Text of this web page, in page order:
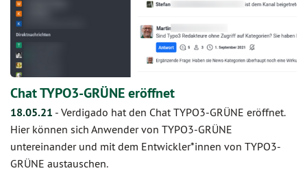
Chat TYPO3-GRÜNE eröffnet
18.05.21 - Verdigado hat den Chat TYPO3-GRÜNE eröffnet.
Hier können sich Anwender von TYPO3-GRÜNE
untereinander und mit dem Entwickler*innen von TYPO3-
GRÜNE austauschen.